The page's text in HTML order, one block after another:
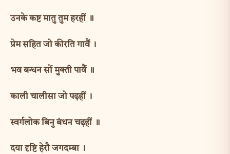
उनके कष्ट मातु तुम हरहीं ॥
प्रेम सहित जो कीरति गावैं ।
भव बन्धन सों मुक्ती पावैं ॥
काली चालीसा जो पढ़हीं ।
स्वर्गलोक बिनु बंधन चढ़हीं ॥
दया दृष्टि हेरौ जगदम्बा ।